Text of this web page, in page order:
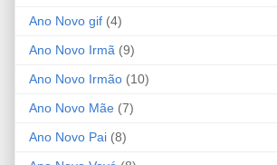
Ano Novo gif (4)
Ano Novo Irmã (9)
Ano Novo Irmão (10)
Ano Novo Mãe (7)
Ano Novo Pai (8)